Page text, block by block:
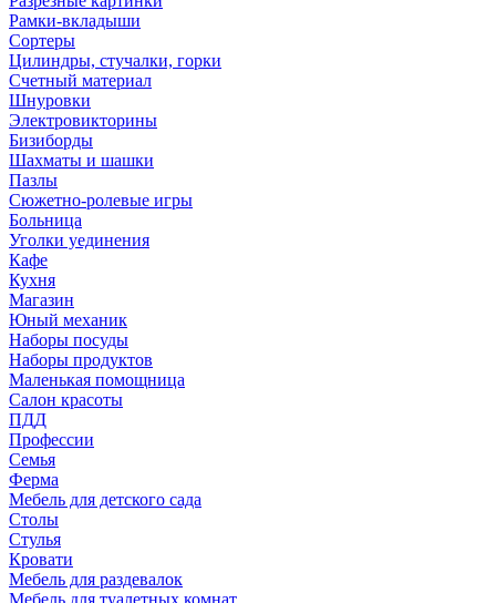
Рамки-вкладыши
Сортеры
Цилиндры, стучалки, горки
Счетный материал
Шнуровки
Электровикторины
Бизиборды
Шахматы и шашки
Пазлы
Сюжетно-ролевые игры
Больница
Уголки уединения
Кафе
Кухня
Магазин
Юный механик
Наборы посуды
Наборы продуктов
Маленькая помощница
Салон красоты
ПДД
Профессии
Семья
Ферма
Мебель для детского сада
Столы
Cтулья
Кровати
Мебель для раздевалок
Мебель для туалетных комнат